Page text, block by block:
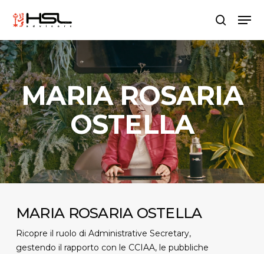
content
search
MARIA ROSARIA
OSTELLA
MARIA ROSARIA OSTELLA
Ricopre il ruolo di Administrative Secretary,
gestendo il rapporto con le CCIAA, le pubbliche